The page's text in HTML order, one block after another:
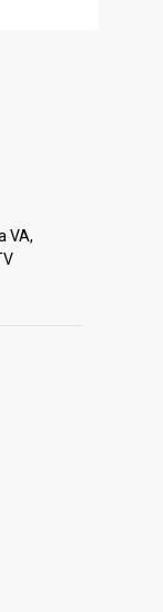
VA,